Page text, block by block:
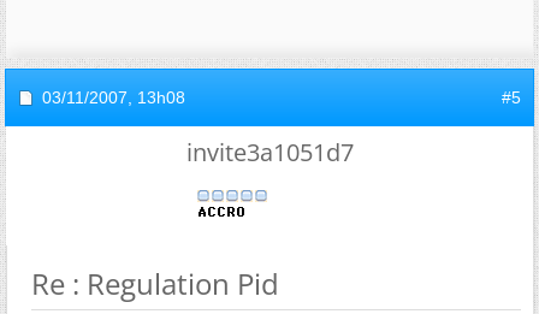
03/11/2007, 13h08 #5
invite3a1051d7
Re : Regulation Pid